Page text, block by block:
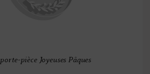
pièce Joyeuses Pâques